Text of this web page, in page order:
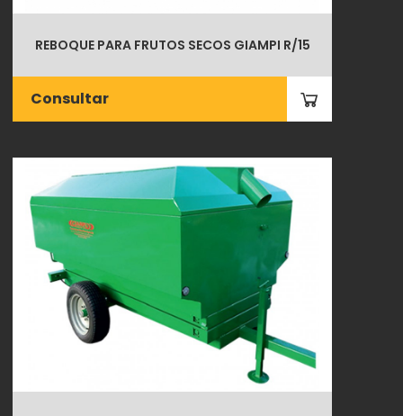
REBOQUE PARA FRUTOS SECOS GIAMPI R/15
Consultar